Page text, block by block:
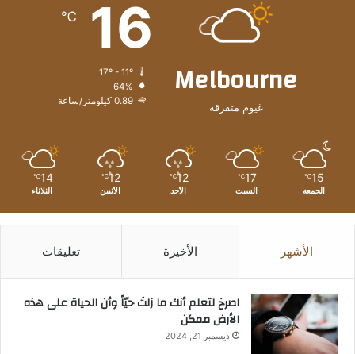
Melbourne
غيوم متفرقة
16
℃
64%
0.89 كيلومتر/ساعة
15
℃
الجمعة
17
℃
السبت
12
℃
الأحد
12
℃
الأثنين
14
℃
الثلاثاء
الأشهر الأخيرة تعليقات
‫اصرخ لتعلم أنك ما زلتَ حيّاً وأن الحياة على هذه
الأرض ممكن
ديسمبر 21, 2024